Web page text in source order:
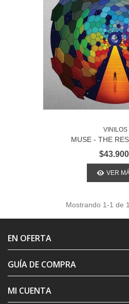
VINILOS
MUSE - THE
$43.900
VER
Mostrando 1-1 de
EN OFERTA
GUÍA DE COMPRA
MI CUENTA